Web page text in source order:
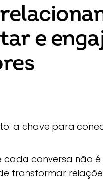
e
a chave para
cada conversa não
transformar